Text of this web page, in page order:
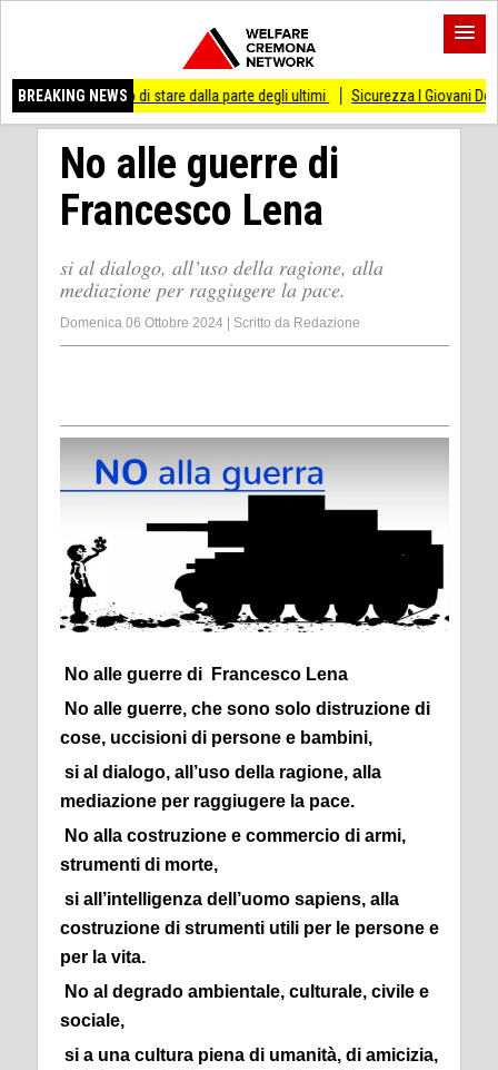
BREAKING NEWS
smesso di stare dalla parte degli ultimi Sicurezza I Giovani Democratici
No alle guerre di
Francesco Lena
si al dialogo, all’uso della ragione, alla
mediazione per raggiugere la pace.
Domenica 06 Ottobre 2024 Scritto da Redazione
No alle guerre di
Francesco Lena
No alle guerre, che sono solo distruzione di
cose, uccisioni di persone e bambini,
si al dialogo, all’uso della ragione, alla
mediazione per raggiugere la pace.
No alla costruzione e commercio di armi,
strumenti di morte,
si all’intelligenza dell’uomo sapiens, alla
costruzione di strumenti utili per le persone e
per la vita.
No al degrado ambientale, culturale, civile e
sociale,
si a una cultura piena di umanità, di amicizia,